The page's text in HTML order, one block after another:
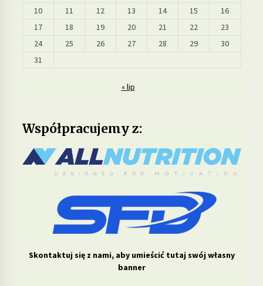
10
11 12 13 14 15
16
17
18 19 20 21 22
23
24
25 26 27 28 29
30
31
« lip
Współpracujemy z:
Skontaktuj się z nami, aby umieścić tutaj swój własny
banner